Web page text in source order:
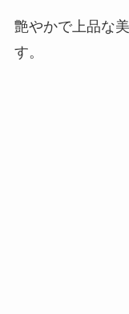
艶やかで上品な
す。